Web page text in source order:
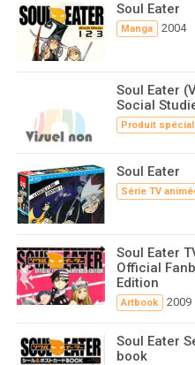
Soul Eater
Manga 2004
Soul Eater
Social
Produit spécial
Soul Eater
Série TV
Soul Eater
Official
Edition
Artbook 2009
Soul Eater
book